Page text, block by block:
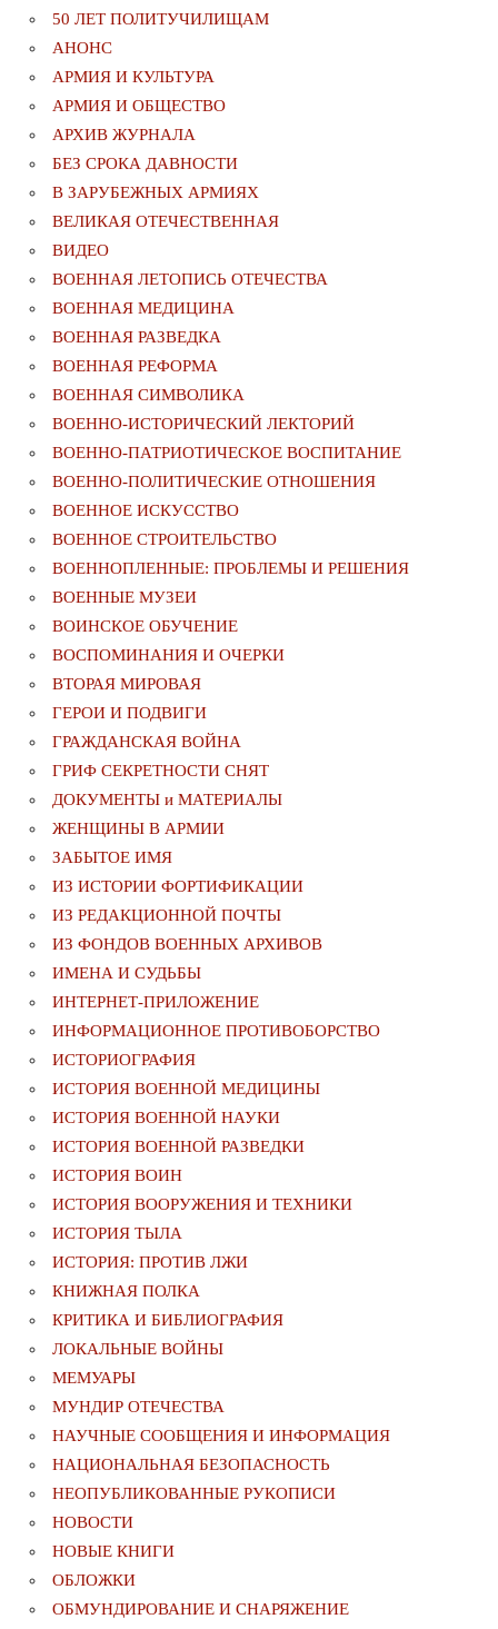
50 ЛЕТ ПОЛИТУЧИЛИЩАМ
АНОНС
АРМИЯ И КУЛЬТУРА
АРМИЯ И ОБЩЕСТВО
АРХИВ ЖУРНАЛА
БЕЗ СРОКА ДАВНОСТИ
В ЗАРУБЕЖНЫХ АРМИЯХ
ВЕЛИКАЯ ОТЕЧЕСТВЕННАЯ
ВИДЕО
ВОЕННАЯ ЛЕТОПИСЬ ОТЕЧЕСТВА
ВОЕННАЯ МЕДИЦИНА
ВОЕННАЯ РАЗВЕДКА
ВОЕННАЯ РЕФОРМА
ВОЕННАЯ СИМВОЛИКА
ВОЕННО-ИСТОРИЧЕСКИЙ ЛЕКТОРИЙ
ВОЕННО-ПАТРИОТИЧЕСКОЕ ВОСПИТАНИЕ
ВОЕННО-ПОЛИТИЧЕСКИE ОТНОШЕНИЯ
ВОЕННОЕ ИСКУССТВО
ВОЕННОЕ СТРОИТЕЛЬСТВО
ВОЕННОПЛЕННЫЕ: ПРОБЛЕМЫ И РЕШЕНИЯ
ВОЕННЫЕ МУЗЕИ
ВОИНСКОЕ ОБУЧЕНИЕ
ВОСПОМИНАНИЯ И ОЧЕРКИ
ВТОРАЯ МИРОВАЯ
ГЕРОИ И ПОДВИГИ
ГРАЖДАНСКАЯ ВОЙНА
ГРИФ СЕКРЕТНОСТИ СНЯТ
ДОКУМЕНТЫ и МАТЕРИАЛЫ
ЖЕНЩИНЫ В АРМИИ
ЗАБЫТОЕ ИМЯ
ИЗ ИСТОРИИ ФОРТИФИКАЦИИ
ИЗ РЕДАКЦИОННОЙ ПОЧТЫ
ИЗ ФОНДОВ ВОЕННЫХ АРХИВОВ
ИМЕНА И СУДЬБЫ
ИНТЕРНЕТ-ПРИЛОЖЕНИЕ
ИНФОРМАЦИОННОЕ ПРОТИВОБОРСТВО
ИСТОРИОГРАФИЯ
ИСТОРИЯ ВОЕННОЙ МЕДИЦИНЫ
ИСТОРИЯ ВОЕННОЙ НАУКИ
ИСТОРИЯ ВОЕННОЙ РАЗВЕДКИ
ИСТОРИЯ ВОИН
ИСТОРИЯ ВООРУЖЕНИЯ И ТЕХНИКИ
ИСТОРИЯ ТЫЛА
ИСТОРИЯ: ПРОТИВ ЛЖИ
КНИЖНАЯ ПОЛКА
КРИТИКА И БИБЛИОГРАФИЯ
ЛОКАЛЬНЫЕ ВОЙНЫ
МЕМУАРЫ
МУНДИР ОТЕЧЕСТВА
НАУЧНЫЕ СООБЩЕНИЯ И ИНФОРМАЦИЯ
НАЦИОНАЛЬНАЯ БЕЗОПАСНОСТЬ
НЕОПУБЛИКОВАННЫЕ РУКОПИСИ
НОВОСТИ
НОВЫЕ КНИГИ
ОБЛОЖКИ
ОБМУНДИРОВАНИЕ И СНАРЯЖЕНИЕ